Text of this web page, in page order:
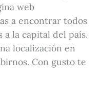
web
a encontrar todos
a la capital del país.
localización en
Con gusto te